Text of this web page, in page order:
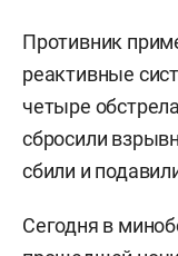
Противник
реактивные
четыре
сбросили
сбили и
Сегодня в